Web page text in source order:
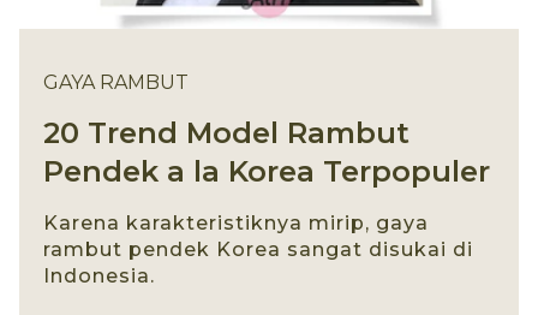
GAYA RAMBUT
20 Trend Model Rambut
Pendek a la Korea Terpopuler
Karena karakteristiknya mirip, gaya
rambut pendek Korea sangat disukai di
Indonesia.